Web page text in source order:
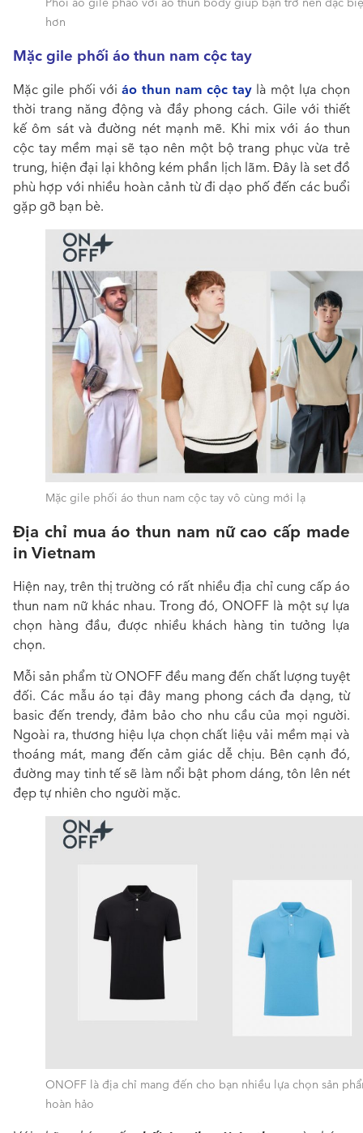
hơn
Mặc gile phối áo thun nam cộc tay
Mặc gile phối vớiáo thun nam cộc taylà một lựa chọn
thời trang năng động và đầy phong cách. Gile với thiết
kế ôm sát và đường nét mạnh mẽ. Khi mix với áo thun
cộc tay mềm mại sẽ tạo nên một bộ trang phục vừa trẻ
trung, hiện đại lại không kém phần lịch lãm. Đây là set đồ
phù hợp với nhiều hoàn cảnh từ đi dạo phố đến các buổi
gặp gỡ bạn bè.
Mặc gile phối áo thun nam cộc tay vô cùng mới lạ
Địa chỉ mua áo thun nam nữ cao cấp made
in Vietnam
Hiện nay, trên thị trường có rất nhiều địa chỉ cung cấp áo
thun nam nữ khác nhau. Trong đó, ONOFF là một sự lựa
chọn hàng đầu, được nhiều khách hàng tin tưởng lựa
chọn.
Mỗi sản phẩm từ ONOFF đều mang đến chất lượng tuyệt
đối. Các mẫu áo tại đây mang phong cách đa dạng, từ
basic đến trendy, đảm bảo cho nhu cầu của mọi người.
Ngoài ra, thương hiệu lựa chọn chất liệu vải mềm mại và
thoáng mát, mang đến cảm giác dễ chịu. Bên cạnh đó,
đường may tinh tế sẽ làm nổi bật phom dáng, tôn lên nét
đẹp tự nhiên cho người mặc.
ONOFF là địa chỉ mang đến cho bạn nhiều lựa chọn sản
hoàn hảo